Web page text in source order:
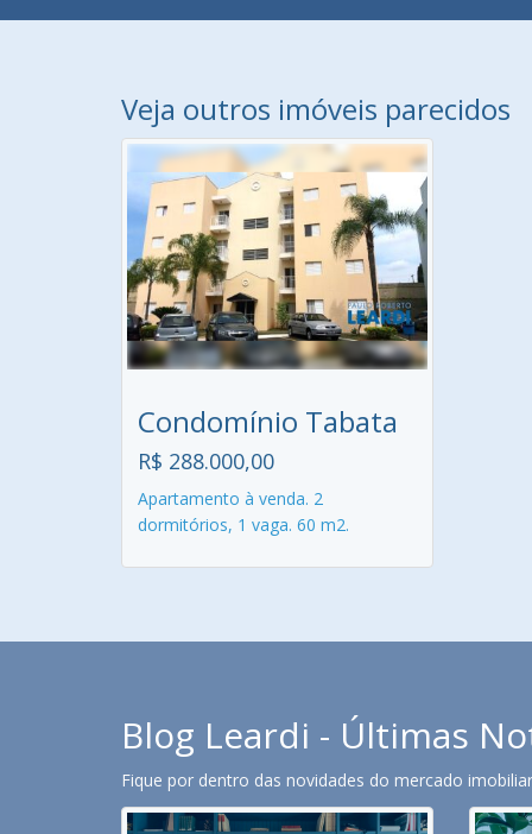
Veja outros imóveis parecidos
Condomínio Tabata
R$ 288.000,00
Apartamento à venda. 2
dormitórios, 1 vaga. 60 m2.
Blog Leardi - Últimas
Fique por dentro das novidades do mercado